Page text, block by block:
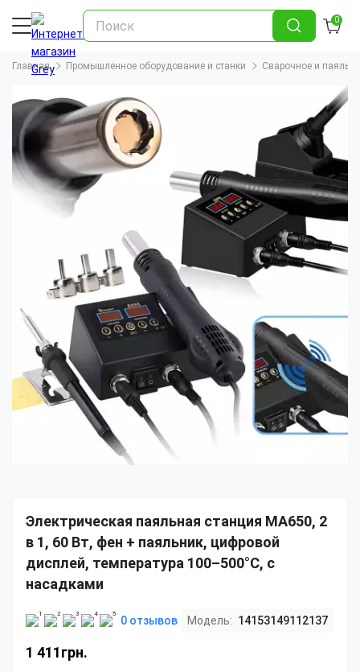
0
Главная Промышленное оборудование и станки Сварочное и
Электрическая паяльная станция MA650, 2
в 1, 60 Вт, фен + паяльник, цифровой
дисплей, температура 100–500°C, с
насадками
0 отзывов Модель: 14153149112137
1 411грн.